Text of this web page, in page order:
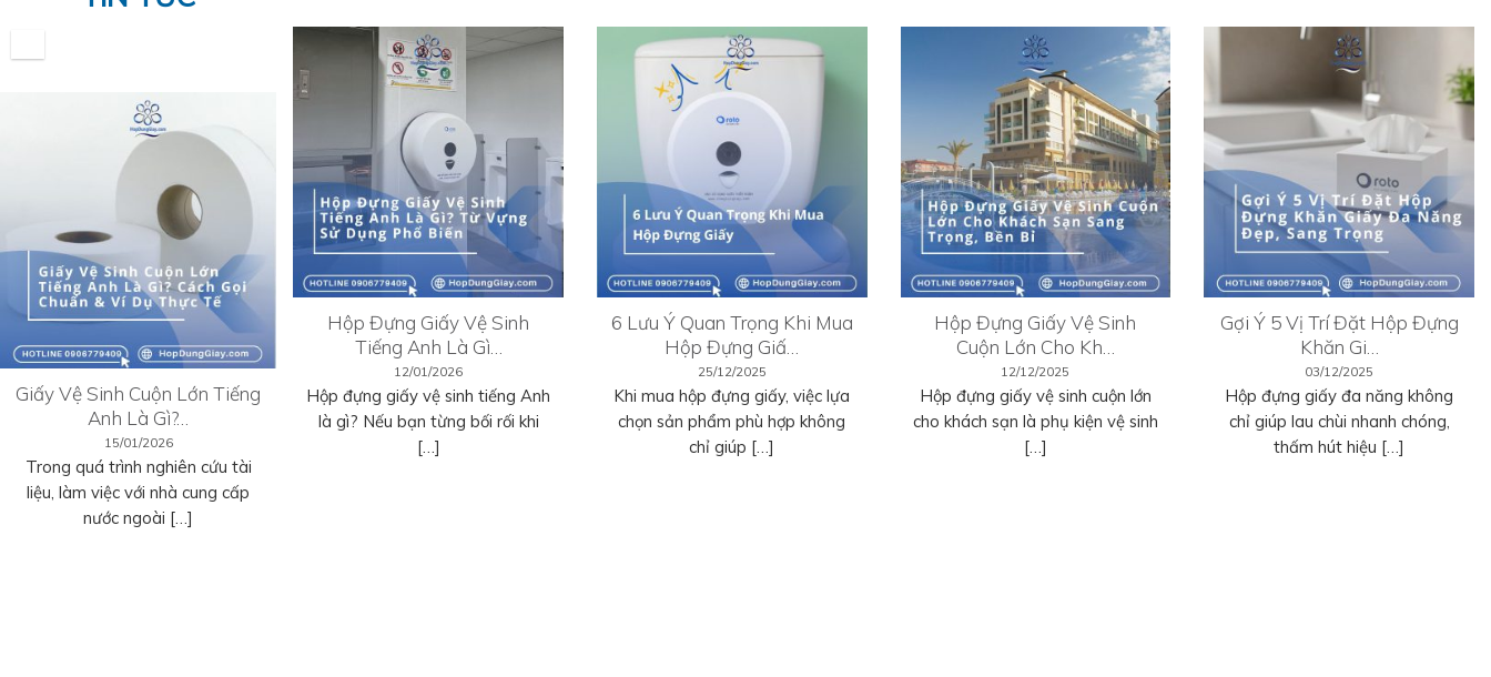
Giấy Vệ Sinh Cuộn Lớn Tiếng
Anh Là Gì?…
15/01/2026
Trong quá trình nghiên cứu tài
liệu, làm việc với nhà cung cấp
nước ngoài […]
Hộp Đựng Giấy Vệ Sinh
Tiếng Anh Là Gì…
12/01/2026
Hộp đựng giấy vệ sinh tiếng Anh
là gì? Nếu bạn từng bối rối khi
[…]
6 Lưu Ý Quan Trọng Khi Mua
Hộp Đựng Giấ…
25/12/2025
Khi mua hộp đựng giấy, việc lựa
chọn sản phẩm phù hợp không
chỉ giúp […]
Hộp Đựng Giấy Vệ Sinh
Cuộn Lớn Cho Kh…
12/12/2025
Hộp đựng giấy vệ sinh cuộn lớn
cho khách sạn là phụ kiện vệ sinh
[…]
Gợi Ý 5 Vị Trí Đặt Hộp Đựng
Khăn Gi…
03/12/2025
Hộp đựng giấy đa năng không
chỉ giúp lau chùi nhanh chóng,
thấm hút hiệu […]